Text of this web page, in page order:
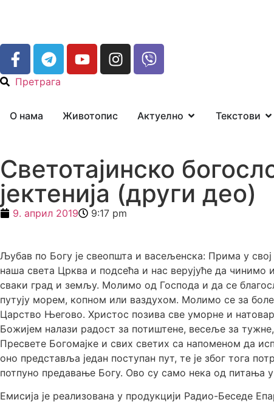
Претрага
О нама Животопис Актуелно Текстови
Светотајинско
јектенија (други део)
9. април 2019 9:17 pm
Љубав по Богу је свеопшта и васељенска: Прима у
наша света Црква и подсећа и нас верујуће да чинимо
сваки град и земљу. Молимо од Господа и да се
путују морем, копном или ваздухом. Молимо се за
Царство Његово. Христос позива све уморне и
Божијем налази радост за потиштене, весеље за
Пресвете Богомајке и свих светих са напоменом да
оно представља један поступан пут, те је због тога
потпуно предавање Богу. Ово су само нека од питања
Емисија је реализована у продукцији Радио-Беседе